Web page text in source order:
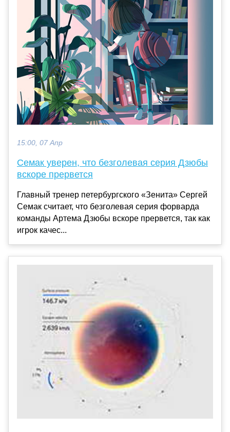
15:00, 07 Апр
Семак уверен, что безголевая серия Дзюбы
вскоре прервется
Главный тренер петербургского «Зенита» Сергей
Семак считает, что безголевая серия форварда
команды Артема Дзюбы вскоре прервется, так как
игрок качес...